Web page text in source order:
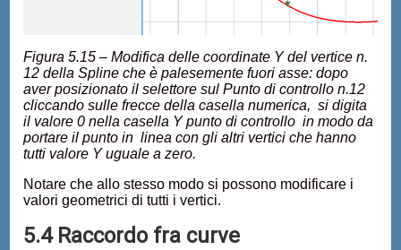
Figura 5.15 – Modifica delle coordinate Y del vertice n.
12 della Spline che è palesemente fuori asse: dopo
aver posizionato il selettore sul Punto di controllo n.12
cliccando sulle frecce della casella numerica, si digita
il valore 0 nella casella Y punto di controllo in modo da
portare il punto in linea con gli altri vertici che hanno
tutti valore Y uguale a zero.
Notare che allo stesso modo si possono modificare i
valori geometrici di tutti i vertici.
5.4 Raccordo fra curve